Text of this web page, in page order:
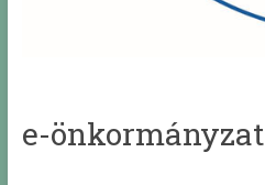
e-önkormányzat